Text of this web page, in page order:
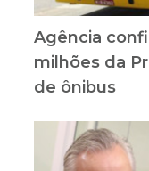
Agência
milhões da
de ônibus